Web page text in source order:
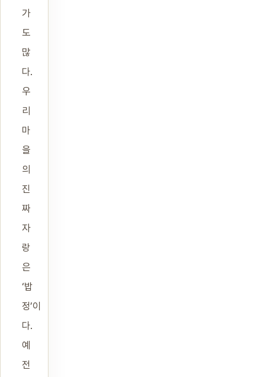
가
도
많
다.
우
리
마
을
의
진
짜
자
랑
은
‘밥
정’이
다.
예
전